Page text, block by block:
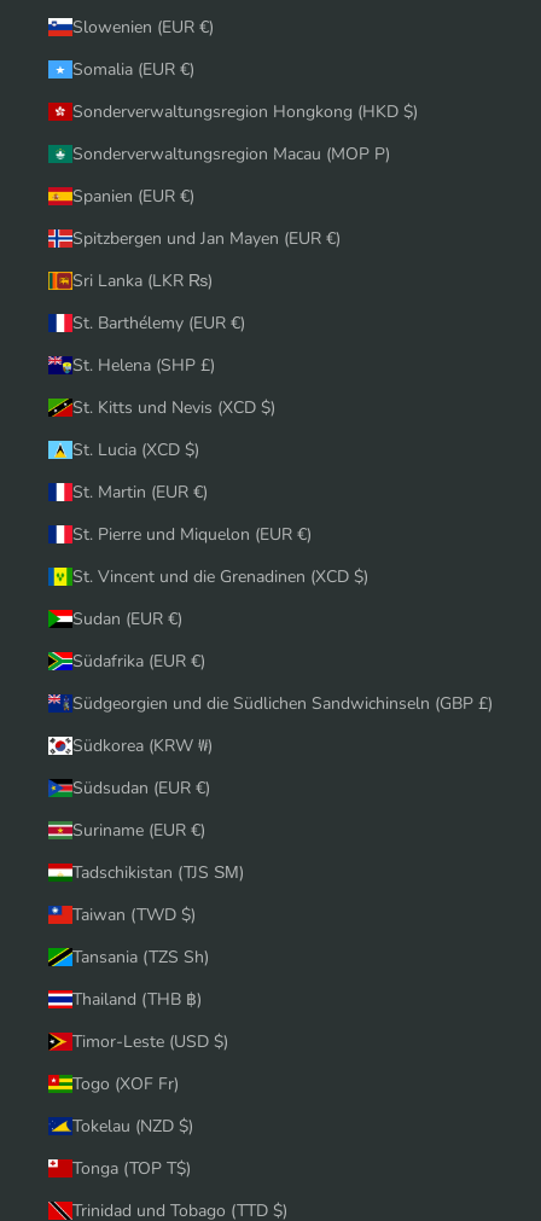
Slowenien (EUR €)
Somalia (EUR €)
Sonderverwaltungsregion Hongkong (HKD $)
Sonderverwaltungsregion Macau (MOP P)
Spanien (EUR €)
Spitzbergen und Jan Mayen (EUR €)
Sri Lanka (LKR ₨)
St. Barthélemy (EUR €)
St. Helena (SHP £)
St. Kitts und Nevis (XCD $)
St. Lucia (XCD $)
St. Martin (EUR €)
St. Pierre und Miquelon (EUR €)
St. Vincent und die Grenadinen (XCD $)
Sudan (EUR €)
Südafrika (EUR €)
Südgeorgien und die Südlichen Sandwichinseln (GBP £)
Südkorea (KRW ₩)
Südsudan (EUR €)
Suriname (EUR €)
Tadschikistan (TJS ЅМ)
Taiwan (TWD $)
Tansania (TZS Sh)
Thailand (THB ฿)
Timor-Leste (USD $)
Togo (XOF Fr)
Tokelau (NZD $)
Tonga (TOP T$)
Trinidad und Tobago (TTD $)